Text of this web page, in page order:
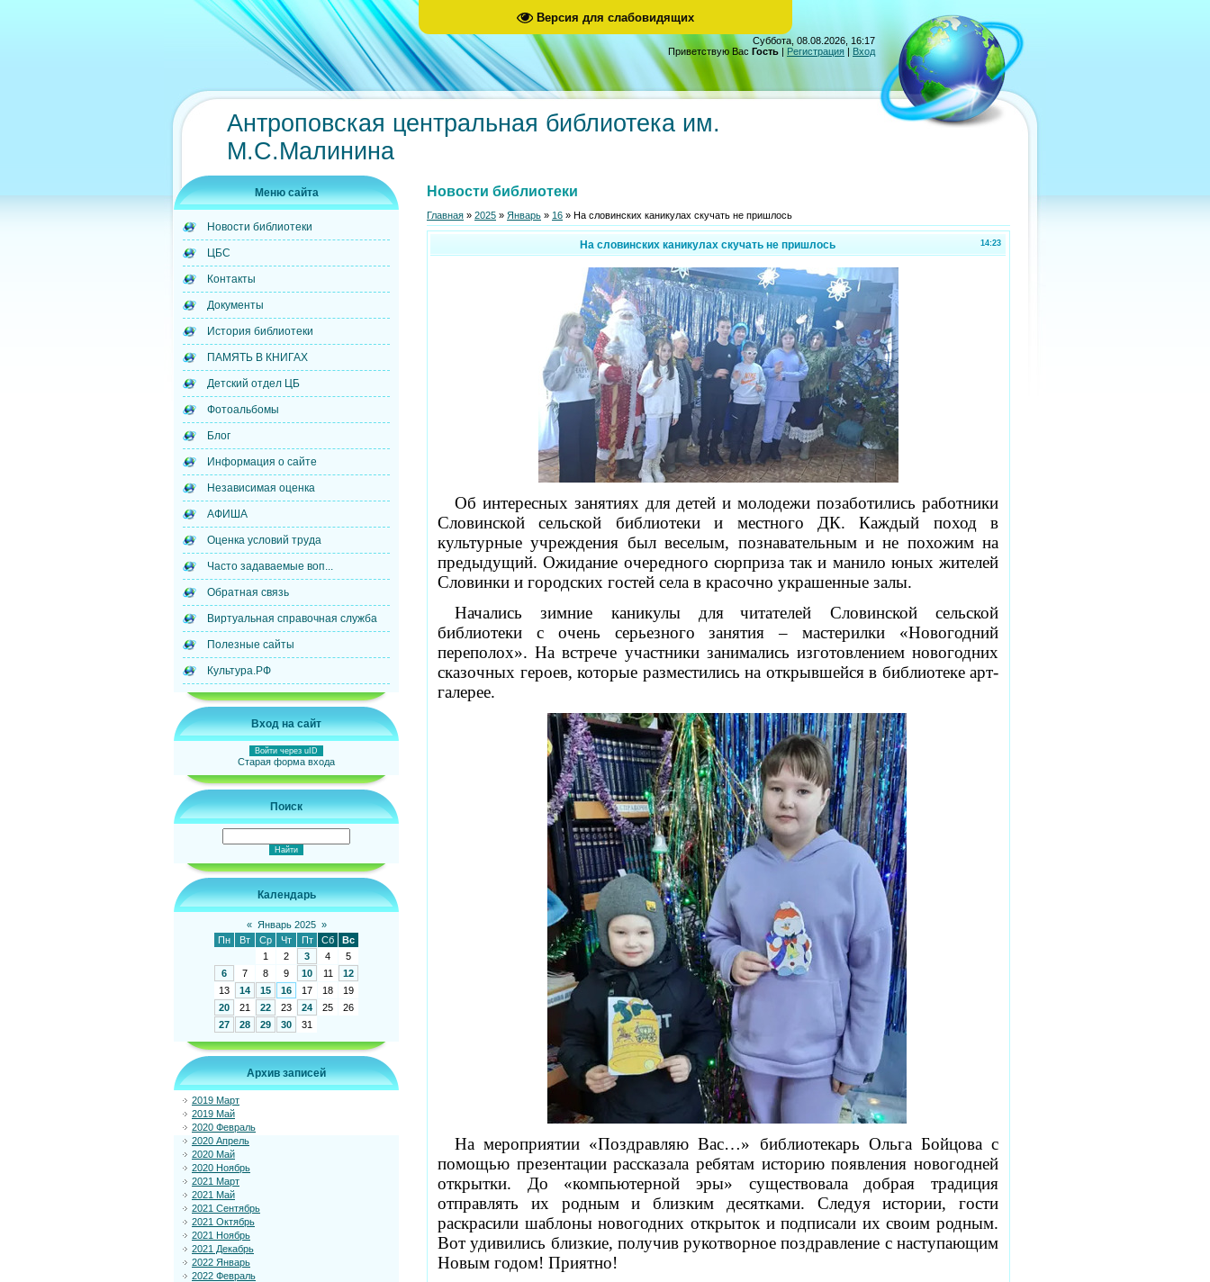
Версия для слабовидящих
Суббота, 08.08.2026, 16:17
Приветствую Вас Гость | Регистрация | Вход
Антроповская центральная библиотека им.
М.С.Малинина
Меню сайта
Новости библиотеки
ЦБС
Контакты
Документы
История библиотеки
ПАМЯТЬ В КНИГАХ
Детский отдел ЦБ
Фотоальбомы
Блог
Информация о сайте
Независимая оценка
АФИША
Оценка условий труда
Часто задаваемые воп...
Обратная связь
Виртуальная справочная служба
Полезные сайты
Культура.РФ
Вход на сайт
Войти через uID
Старая форма входа
Поиск
Календарь
« Январь 2025 »
Пн
Вт Ср Чт Пт Сб
Вс
1
2 3 4
5
6
7 8 9 10 11
12
13
14 15 16 17 18
19
20
21 22 23 24 25
26
27
28 29 30 31
Архив записей
2019 Март
2019 Май
2020 Февраль
2020 Апрель
2020 Май
2020 Ноябрь
2021 Март
2021 Май
2021 Сентябрь
2021 Октябрь
2021 Ноябрь
2021 Декабрь
2022 Январь
2022 Февраль
Новости библиотеки
Главная » 2025 » Январь » 16 » На словинских каникулах скучать не пришлось
14:23
На словинских каникулах скучать не пришлось
Об интересных занятиях для детей и молодежи позаботились работники
Словинской сельской библиотеки и местного ДК. Каждый поход в
культурные учреждения был веселым, познавательным и не похожим на
предыдущий. Ожидание очередного сюрприза так и манило юных жителей
Словинки и городских гостей села в красочно украшенные залы.
Начались зимние каникулы для
читателей Словинской сельской
библиотеки с очень серьезного занятия – мастерилки «Новогодний
переполох». На встрече участники занимались изготовлением новогодних
сказочных героев, которые разместились на открывшейся в библиотеке арт-
галерее.
На мероприятии «Поздравляю Вас…» библиотекарь Ольга Бойцова с
помощью презентации рассказала ребятам историю появления новогодней
открытки. До «компьютерной эры» существовала добрая традиция
отправлять их родным и близким десятками. Следуя истории, гости
раскрасили шаблоны новогодних открыток и подписали их своим родным.
Вот удивились близкие, получив рукотворное поздравление с наступающим
Новым годом! Приятно!